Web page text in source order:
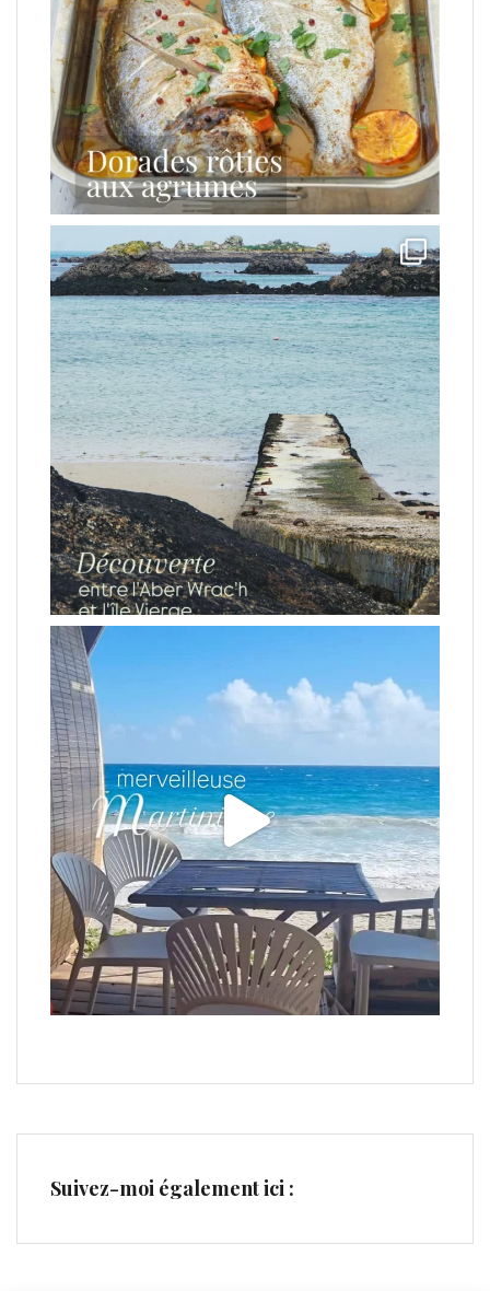
Suivez-moi également ici :